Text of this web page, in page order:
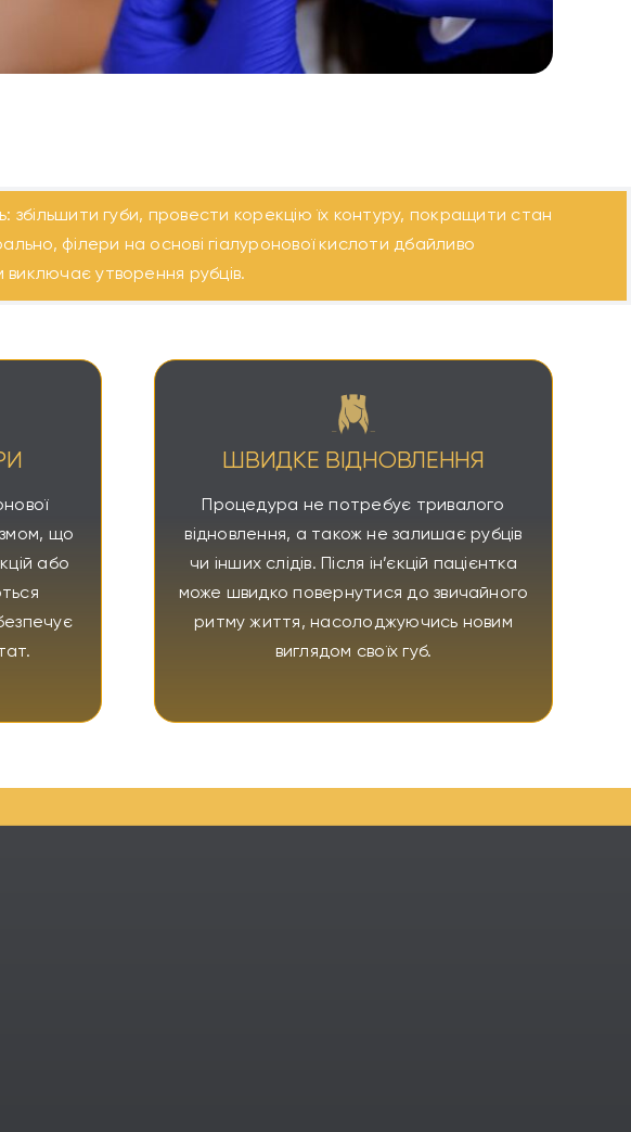
збільшити губи, провести корекцію їх контуру, покращити стан
філери на основі гіалуронової кислоти дбайливо
утворення рубців.
що
або
ШВИДКЕ ВІДНОВЛЕННЯ
Процедура не потребує тривалого
відновлення, а також не залишає рубців
чи інших слідів. Після ін’єкцій пацієнтка
може швидко повернутися до звичайного
ритму життя, насолоджуючись новим
виглядом своїх губ.